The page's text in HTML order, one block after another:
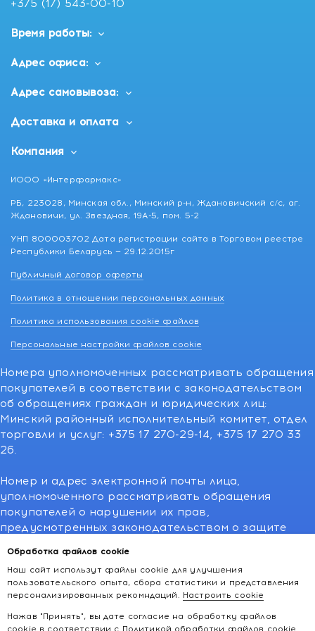
Обработка файлов cookie
Наш сайт использут файлы cookie для улучшения
пользовательского опыта, сбора статистики и представления
персонализированных рекомндаций. Настроить cookie
Нажав "Принять", вы дате согласие на обработку файлов
cookie в соответствии с Политикой обработки файлов cookie
+375 (17) 543-00-10
Время работы:
Адрес офиса:
Адрес самовывоза:
Доставка и оплата
Компания
ИООО «Интерфармакс»
РБ, 223028, Минская обл., Минский р-н, Ждановичский с/с, аг.
Ждановичи, ул. Звездная, 19А-5, пом. 5-2
УНП 800003702 Дата регистрации сайта в Торговом реестре
Республики Беларусь — 29.12.2015г
Публичный договор оферты
Политика в отношении персональных данных
Политика использования cookie файлов
Персональные настройки файлов cookie
Номера уполномоченных рассматривать обращения
покупателей в соответствии с законодательством
об обращениях граждан и юридических лиц:
Минский районный исполнительный комитет, отдел
торговли и услуг: +375 17 270-29-14, +375 17 270 33
26.
Номер и адрес электронной почты лица,
уполномоченного рассматривать обращения
покупателей о нарушении их прав,
предусмотренных законодательством о защите
операторов), info@kakvapteke.by